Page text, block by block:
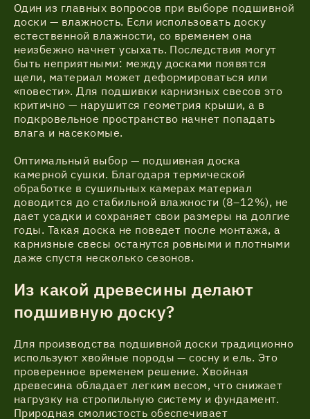
Один из главных вопросов при выборе подшивной
доски — влажность. Если использовать доску
естественной влажности, со временем она
неизбежно начнет усыхать. Последствия могут
быть неприятными: между досками появятся
щели, материал может деформироваться или
«повести». Для подшивки карнизных свесов это
критично — нарушится геометрия крыши, а в
подкровельное пространство начнет попадать
влага и насекомые.
Оптимальный выбор — подшивная доска
камерной сушки. Благодаря термической
обработке в сушильных камерах материал
доводится до стабильной влажности (8–12%), не
дает усадки и сохраняет свои размеры на долгие
годы. Такая доска не поведет после монтажа, а
карнизные свесы останутся ровными и плотными
даже спустя несколько сезонов.
Из какой древесины делают
подшивную доску?
Для производства подшивной доски традиционно
используют хвойные породы — сосну и ель. Это
проверенное временем решение. Хвойная
древесина обладает легким весом, что снижает
нагрузку на стропильную систему и фундамент.
Природная смолистость обеспечивает